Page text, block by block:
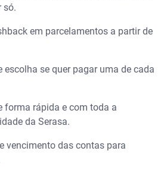
só.
em parcelamentos a partir de
se quer pagar uma de cada
rápida e com toda a
da Serasa.
das contas para